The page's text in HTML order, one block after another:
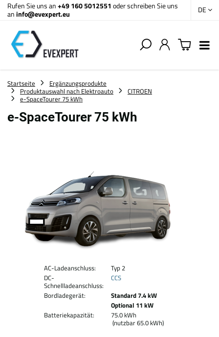
Rufen Sie uns an+49 160 5012551 oder schreiben Sie uns
aninfo@evexpert.eu DE
Startseite
Ergänzungsprodukte
Produktauswahl nach Elektroauto
CITROEN
e-SpaceTourer 75 kWh
e-SpaceTourer 75 kWh
AC-Ladeanschluss:
Typ 2
DC-
Schnellladeanschluss:
CCS
Bordladegerät:
Standard 7.4 kW
Optional 11 kW
Batteriekapazität:
75.0 kWh
(nutzbar 65.0 kWh)